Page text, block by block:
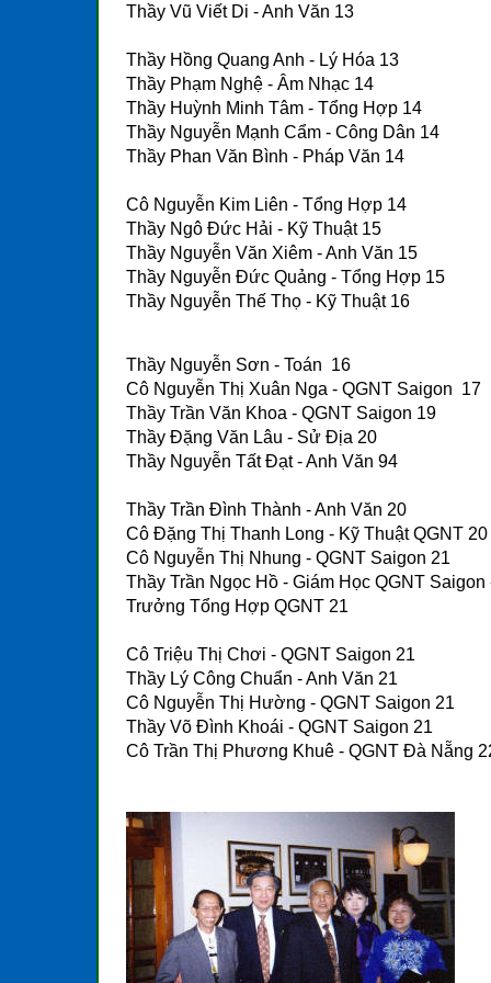
Thầy Vũ Viết Di - Anh Văn 13
Thầy Hồng Quang Anh - Lý Hóa 13
Thầy Phạm Nghệ - Âm Nhạc 14
Thầy Huỳnh Minh Tâm - Tổng Hợp 14
Thầy Nguyễn Mạnh Cẩm - Công Dân 14
Thầy Phan Văn Bình - Pháp Văn 14
Cô Nguyễn Kim Liên - Tổng Hợp 14
Thầy Ngô Đức Hải - Kỹ Thuật 15
Thầy Nguyễn Văn Xiêm - Anh Văn 15
Thầy Nguyễn Đức Quảng - Tổng Hợp 15
Thầy Nguyễn Thế Thọ - Kỹ Thuật 16
Thầy Nguyễn Sơn - Toán 16
Cô Nguyễn Thị Xuân Nga - QGNT Saigon 17
Thầy Trần Văn Khoa - QGNT Saigon 19
Thầy Đặng Văn Lâu - Sử Địa 20
Thầy Nguyễn Tất Đạt - Anh Văn 94
Thầy Trần Đình Thành - Anh Văn 20
Cô Đặng Thị Thanh Long - Kỹ Thuật QGNT 20
Cô Nguyễn Thị Nhung - QGNT Saigon 21
Thầy Trần Ngọc Hồ - Giám Học QGNT Saigon
Trưởng Tổng Hợp QGNT 21
Cô Triệu Thị Chơi - QGNT Saigon 21
Thầy Lý Công Chuẩn - Anh Văn 21
Cô Nguyễn Thị Hường - QGNT Saigon 21
Thầy Võ Đình Khoái - QGNT Saigon 21
Cô Trần Thị Phương Khuê - QGNT Đà Nẵng